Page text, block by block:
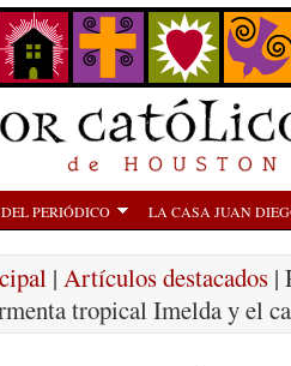
PERIÓDICO LA CASA JUAN
| Artículos destacados |
tropical Imelda y el